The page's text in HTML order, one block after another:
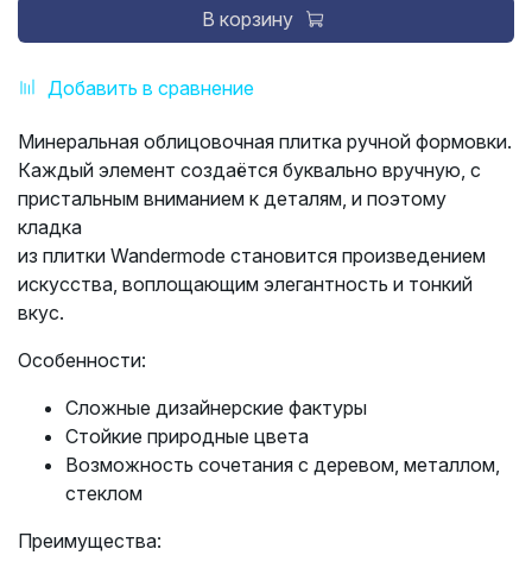
Добавить в сравнение
В корзину
Минеральная облицовочная плитка ручной формовки.
Каждый элемент создаётся буквально вручную, с
пристальным вниманием к деталям, и поэтому
кладка
из плитки Wandermode становится произведением
искусства, воплощающим элегантность и тонкий
вкус.
Особенности:
Сложные дизайнерские фактуры
Стойкие природные цвета
Возможность сочетания с деревом, металлом,
стеклом
Преимущества: